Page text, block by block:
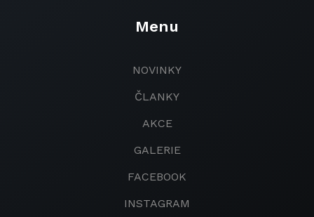
Menu
NOVINKY
ČLANKY
AKCE
GALERIE
FACEBOOK
INSTAGRAM